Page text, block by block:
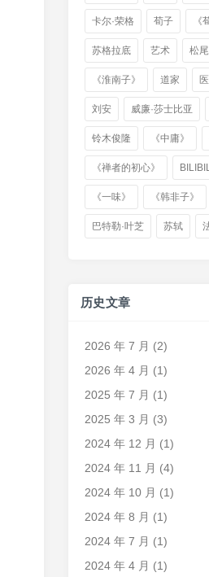
卡尔·荣格 荀子 《
苏格拉底 艺术 松
《淮南子》 道家
刘安 威廉·莎士比亚
铃木俊隆 《中庸》
《禅者的初心》
《一味》 《韩非子》
巴特勒·叶芝 苏轼
历史文章
2026 年 7 月 (2)
2026 年 4 月 (1)
2025 年 7 月 (1)
2025 年 3 月 (3)
2024 年 12 月 (1)
2024 年 11 月 (4)
2024 年 10 月 (1)
2024 年 8 月 (1)
2024 年 7 月 (1)
2024 年 4 月 (1)